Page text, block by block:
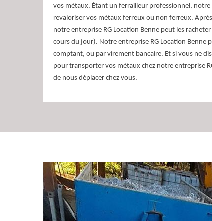
vos métaux. Étant un ferrailleur professionnel, notre
revaloriser vos métaux ferreux ou non ferreux.
notre entreprise RG Location Benne peut les
cours du jour). Notre entreprise RG Location Benne
comptant, ou par virement bancaire. Et si vous ne
pour transporter vos métaux chez notre entreprise
de nous déplacer chez vous.